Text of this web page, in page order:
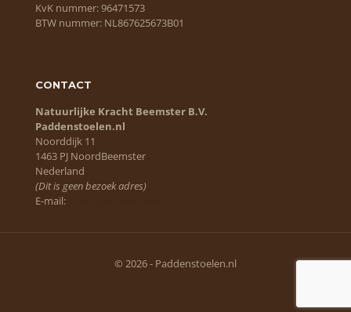
KvK nummer: 96471573
BTW nummer: NL867625673B01
CONTACT
Natuurlijke Kracht Beemster B.V.
Paddenstoelen.nl
Noorddijk 11
1463 PJ NoordBeemster
Nederland
(Dit is geen bezoek adres)
E-mail:
© 2026 - Paddenstoelen.nl